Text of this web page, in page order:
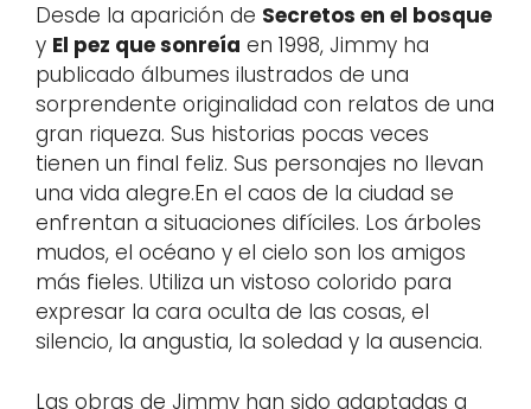
Desde la aparición de Secretos en el bosque
y El pez que sonreía en 1998, Jimmy ha
publicado álbumes ilustrados de una
sorprendente originalidad con relatos de una
gran riqueza. Sus historias pocas veces
tienen un final feliz. Sus personajes no llevan
una vida alegre.En el caos de la ciudad se
enfrentan a situaciones difíciles. Los árboles
mudos, el océano y el cielo son los amigos
más fieles. Utiliza un vistoso colorido para
expresar la cara oculta de las cosas, el
silencio, la angustia, la soledad y la ausencia.
Las obras de Jimmy han sido adaptadas a